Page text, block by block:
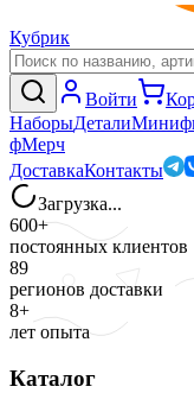
Кубрик
Войти
НаборыДетали
фМерч
ДоставкаКонтакты
Загрузка...
600+
постоянных клиентов
89
регионов доставки
8+
лет опыта
Каталог